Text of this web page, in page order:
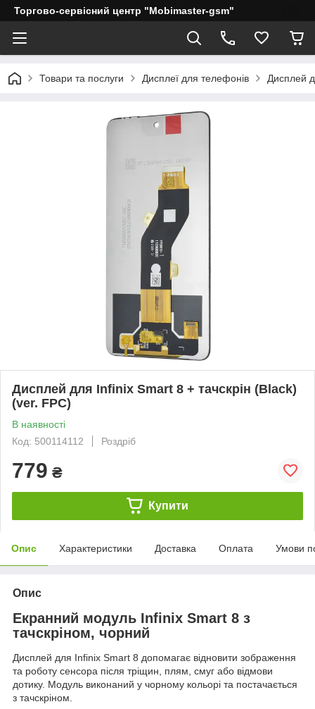
Торгово-сервісний центр "Mobimaster-gsm"
Товари та послуги Дисплеї для телефонів Дисплей
Дисплей для Infinix Smart 8 + тачскрін (Black)
(ver. FPC)
В наявності
Код: 500114112
Роздріб
779 ₴
Купити
Опис Характеристики Доставка Оплата Умови
Опис
Екранний модуль Infinix Smart 8 з
тачскріном, чорний
Дисплей для Infinix Smart 8 допомагає відновити зображення
та роботу сенсора після тріщин, плям, смуг або відмови
дотику. Модуль виконаний у чорному кольорі та постачається
з тачскріном.